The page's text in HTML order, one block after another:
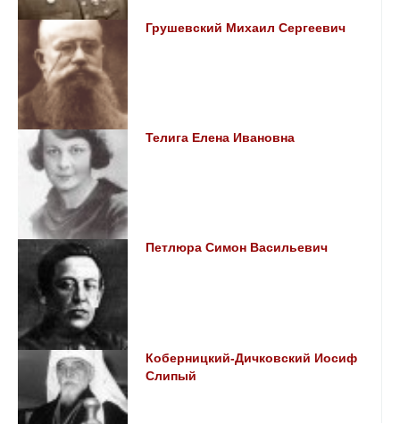
Грушевский Михаил Сергеевич
Телига Елена Ивановна
Петлюра Симон Васильевич
Коберницкий-Дичковский Иосиф
Слипый